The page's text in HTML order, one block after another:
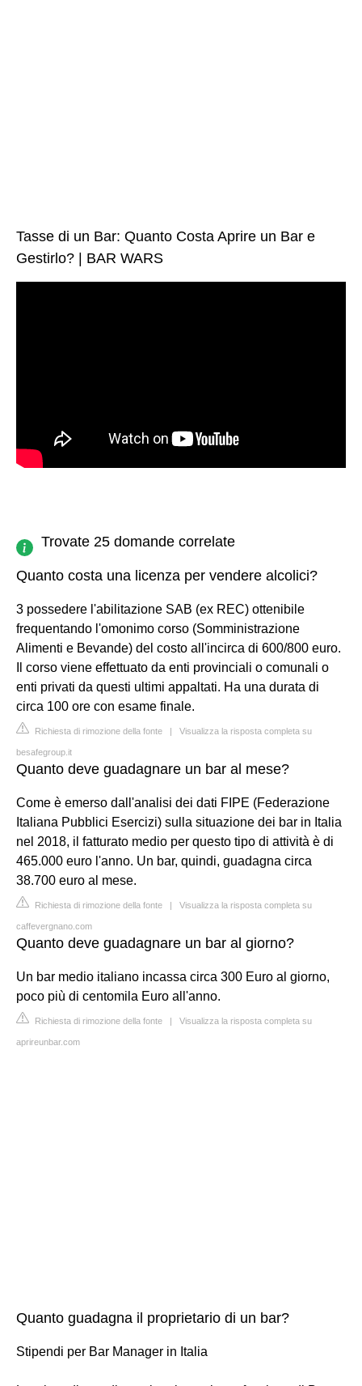
Tasse di un Bar: Quanto Costa Aprire un Bar e
Gestirlo? | BAR WARS
Trovate 25 domande correlate
Quanto costa una licenza per vendere alcolici?
3 possedere l'abilitazione SAB (ex REC) ottenibile
frequentando l'omonimo corso (Somministrazione
Alimenti e Bevande) del costo all'incirca di 600/800 euro.
Il corso viene effettuato da enti provinciali o comunali o
enti privati da questi ultimi appaltati. Ha una durata di
circa 100 ore con esame finale.
Richiesta di rimozione della fonte | Visualizza la risposta completa su
besafegroup.it
Quanto deve guadagnare un bar al mese?
Come è emerso dall'analisi dei dati FIPE (Federazione
Italiana Pubblici Esercizi) sulla situazione dei bar in Italia
nel 2018, il fatturato medio per questo tipo di attività è di
465.000 euro l'anno. Un bar, quindi, guadagna circa
38.700 euro al mese.
Richiesta di rimozione della fonte | Visualizza la risposta completa su
caffevergnano.com
Quanto deve guadagnare un bar al giorno?
Un bar medio italiano incassa circa 300 Euro al giorno,
poco più di centomila Euro all'anno.
Richiesta di rimozione della fonte | Visualizza la risposta completa su
aprireunbar.com
Quanto guadagna il proprietario di un bar?
Stipendi per Bar Manager in Italia